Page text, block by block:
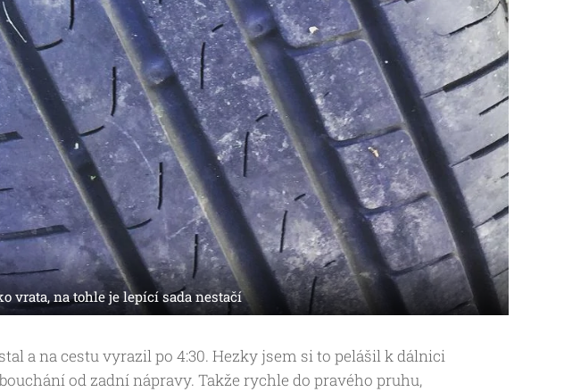
vrata, na tohle je lepící sada nestačí
a na cestu vyrazil po 4:30. Hezky jsem si to pelášil k dálnici
od zadní nápravy. Takže rychle do pravého pruhu,